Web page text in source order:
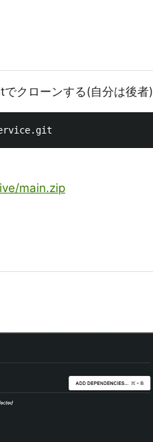
クローンする(自分は後者)
main.zip